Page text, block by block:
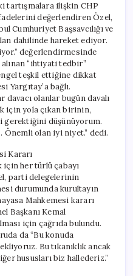
tartışmalara ilişkin CHP
değerlendiren Özel,
Cumhuriyet Başsavcılığı ve
dahilinde hareket ediyor.
değerlendirmesinde
“ihtiyati tedbir”
teşkil ettiğine dikkat
Yargıtay’a bağlı.
davacı olanlar bugün davalı
için yola çıkan birinin,
gerektiğini düşünüyorum.
Önemli olan iyi niyet.” dedi.
Kararı
için her türlü çabayı
parti delegelerinin
durumunda kurultayın
Mahkemesi kararı
Başkanı Kemal
için çağrıda bulundu.
da “Bu konuda
Bu tıkanıklık ancak
hususları biz hallederiz.”